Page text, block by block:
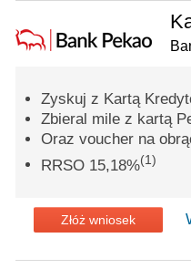
Zyskuj z Kartą
Zbieral mile z kartą
Oraz voucher na
RRSO 15,18%(1)
Złóż wniosek